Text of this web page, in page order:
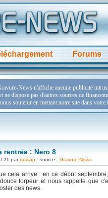
Forums
rentrée : Nero 8
pargowap - source : Gravure-News
cela arrive : en ce début
torpeur et nous rappelle que
des news.